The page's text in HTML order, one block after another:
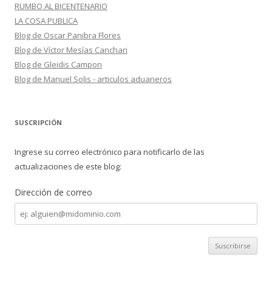
RUMBO AL BICENTENARIO
LA COSA PUBLICA
Blog de Oscar Panibra Flores
Blog de Víctor Mesías Canchari
Blog de Gleidis Campon
Blog de Manuel Solis - articulos aduaneros
SUSCRIPCIÓN
Ingrese su correo electrónico para notificarlo de las
actualizaciones de este blog:
Dirección de correo
Dirección
de
correo